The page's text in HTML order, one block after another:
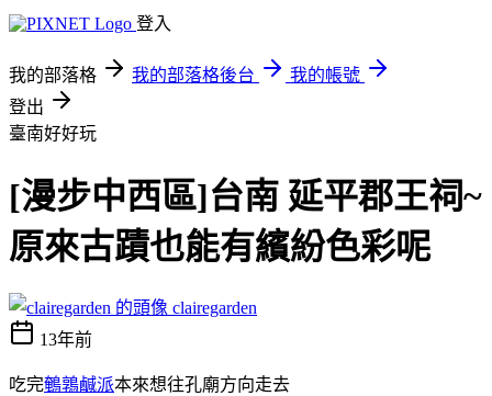
登入
我的部落格 我的部落格後台
我的帳號
登出
臺南好好玩
[漫步中西區]台南 延平郡王祠~
原來古蹟也能有繽紛色彩呢
clairegarden
13年前
吃完鵪鶉鹹派本來想往孔廟方向走去